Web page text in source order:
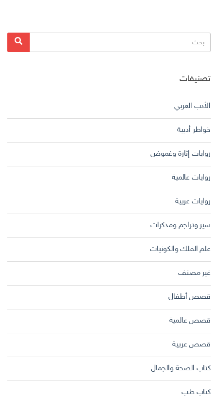
البحث
عن:
بحث
تصنيفات
الأدب العربي
خواطر أدبية
روايات إثارة وغموض
روايات عالمية
روايات عربية
سير وتراجم ومذكرات
علم الفلك والكونيات
غير مصنف
قصص أطفال
قصص عالمية
قصص عربية
كتاب الصحة والجمال
كتاب طب